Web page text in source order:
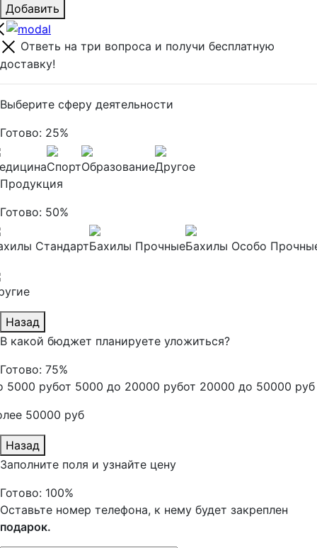
Добавить
Ответь на три вопроса и получи бесплатную
доставку!
Выберите сферу деятельности
Готово: 25%
СпортОбразованиеДругое
Продукция
Готово: 50%
СтандартБахилы ПрочныеБахилы Особо
Назад
В какой бюджет планируете уложиться?
Готово: 75%
5000 рубот 5000 до 20000 рубот 20000 до 50000 руб
50000 руб
Назад
Заполните поля и узнайте цену
Готово: 100%
Оставьте номер телефона, к нему будет закреплен
подарок.